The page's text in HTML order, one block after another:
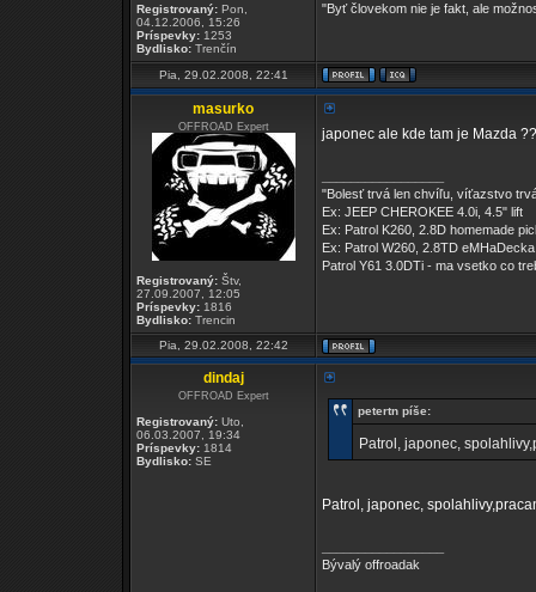
Registrovaný: Pon,
04.12.2006, 15:26
Príspevky: 1253
Bydlisko: Trenčín
"Byť človekom nie je fakt, ale
Pia, 29.02.2008, 22:41
masurko
OFFROAD Expert
Registrovaný: Štv,
27.09.2007, 12:05
Príspevky: 1816
Bydlisko: Trencin
japonec ale kde tam je Mazda
"Bolesť trvá len chvíľu, víťazstvo
Ex: JEEP CHEROKEE 4.0i, 4.5" lift
Ex: Patrol K260, 2.8D homemade
Ex: Patrol W260, 2.8TD
Patrol Y61 3.0DTi - ma vsetko co
Pia, 29.02.2008, 22:42
dindaj
OFFROAD Expert
Registrovaný: Uto,
06.03.2007, 19:34
Príspevky: 1814
Bydlisko: SE
petertn píše:
Patrol, japonec,
Patrol, japonec,
Bývalý offroadak